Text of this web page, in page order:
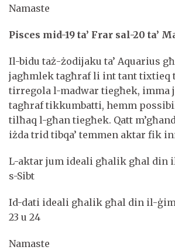
Namaste
Pisces mid-19 ta’ Frar sal-20 ta’
Il-bidu taż-żodijaku ta’ Aquarius
jagħmlek tagħraf li int tant tixtieq
tirregola l-madwar tiegħek, imma
tagħraf tikkumbatti, hemm
tilħaq l-għan tiegħek. Qatt
iżda trid tibqa’ temmen aktar fik
L-aktar jum ideali għalik għal din
s-Sibt
Id-dati ideali għalik għal din il-
23 u 24
Namaste